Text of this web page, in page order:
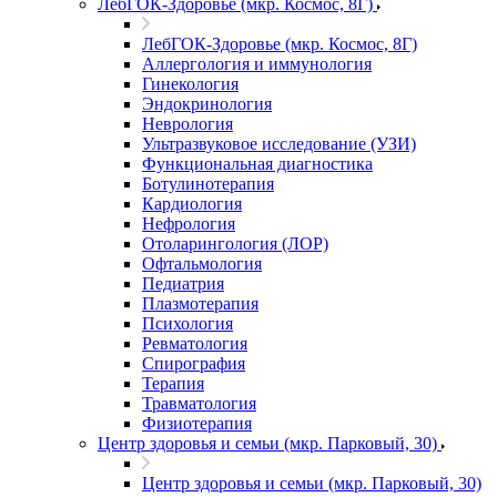
ЛебГОК-Здоровье (мкр. Космос, 8Г)
ЛебГОК-Здоровье (мкр. Космос, 8Г)
Аллергология и иммунология
Гинекология
Эндокринология
Неврология
Ультразвуковое исследование (УЗИ)
Функциональная диагностика
Ботулинотерапия
Кардиология
Нефрология
Отоларингология (ЛОР)
Офтальмология
Педиатрия
Плазмотерапия
Психология
Ревматология
Спирография
Терапия
Травматология
Физиотерапия
Центр здоровья и семьи (мкр. Парковый, 30)
Центр здоровья и семьи (мкр. Парковый, 30)